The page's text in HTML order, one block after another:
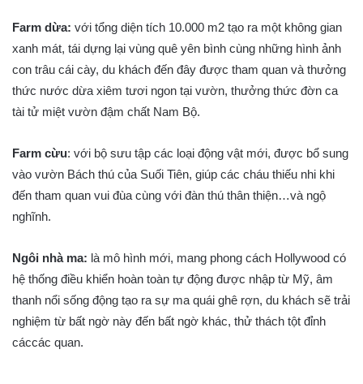
Farm dừa: với tổng diện tích 10.000 m2 tạo ra một không gian
xanh mát, tái dựng lại vùng quê yên bình cùng những hình ảnh
con trâu cái cày, du khách đến đây được tham quan và thưởng
thức nước dừa xiêm tươi ngon tại vườn, thưởng thức đờn ca
tài tử miệt vườn đậm chất Nam Bộ.
Farm cừu: với bộ sưu tập các loại động vật mới, được bổ sung
vào vườn Bách thú của Suối Tiên, giúp các cháu thiếu nhi khi
đến tham quan vui đùa cùng với đàn thú thân thiện…và ngộ
nghĩnh.
Ngôi nhà ma: là mô hình mới, mang phong cách Hollywood có
hệ thống điều khiển hoàn toàn tự động được nhập từ Mỹ, âm
thanh nổi sống động tạo ra sự ma quái ghê rợn, du khách sẽ trải
nghiệm từ bất ngờ này đến bất ngờ khác, thử thách tột đỉnh
cáccác quan.